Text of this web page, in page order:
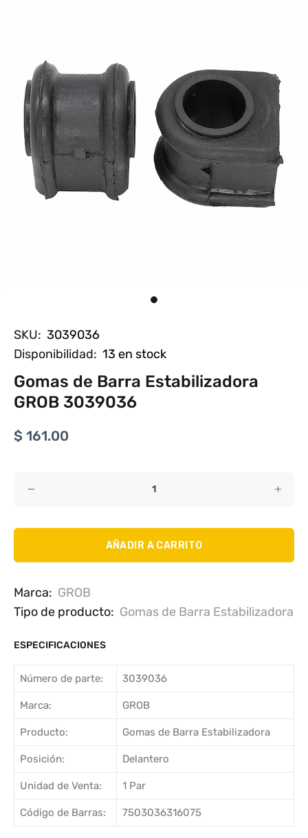
SKU: 3039036
Disponibilidad: 13 en stock
Gomas de Barra Estabilizadora
GROB 3039036
$ 161.00
AÑADIR A CARRITO
Marca: GROB
Tipo de producto: Gomas de Barra Estabilizadora
ESPECIFICACIONES
Número de parte: 3039036
Marca: GROB
Producto: Gomas de Barra Estabilizadora
Posición: Delantero
Unidad de Venta: 1 Par
Código de Barras: 7503036316075